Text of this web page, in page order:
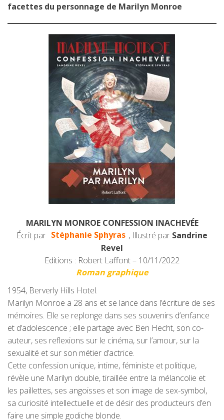
facettes du personnage de Marilyn Monroe
MARILYN MONROE CONFESSION INACHEVÉE
Écrit par Stéphanie Sphyras , Illustré par Sandrine
Revel
Editions : Robert Laffont – 10/11/2022
Roman graphique
1954, Berverly Hills Hotel.
Marilyn Monroe a 28 ans et se lance dans l’écriture de ses
mémoires. Elle se replonge dans ses souvenirs d’enfance
et d’adolescence ; elle partage avec Ben Hecht, son co-
auteur, ses reflexions sur le cinéma, sur l’amour, sur la
sexualité et sur son métier d’actrice.
Cette confession unique, intime, féministe et politique,
révèle une Marilyn double, tiraillée entre la mélancolie et
les paillettes, ses angoisses et son image de sex-symbol,
sa curiosité intellectuelle et de désir des producteurs d’en
faire une simple godiche blonde.